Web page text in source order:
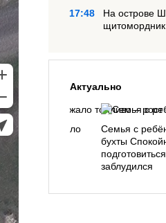
17:48
На острове
щитомордник
Актуально
подорожало
17 рублей
Семья с
бухты
заблудился